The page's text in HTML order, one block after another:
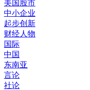
美国股市
中小企业
起步创新
财经人物
国际
中国
东南亚
言论
社论